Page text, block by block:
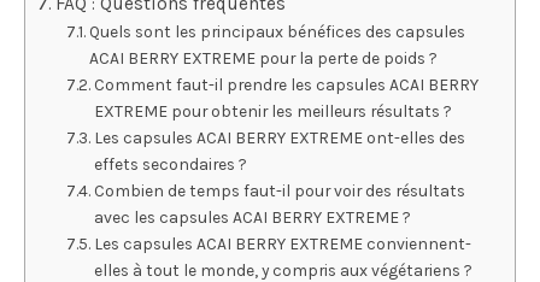
Quels sont les principaux bénéfices des capsules
ACAI BERRY EXTREME pour la perte de poids ?
Comment faut-il prendre les capsules ACAI BERRY
EXTREME pour obtenir les meilleurs résultats ?
Les capsules ACAI BERRY EXTREME ont-elles des
effets secondaires ?
Combien de temps faut-il pour voir des résultats
avec les capsules ACAI BERRY EXTREME ?
Les capsules ACAI BERRY EXTREME conviennent-
elles à tout le monde, y compris aux végétariens ?